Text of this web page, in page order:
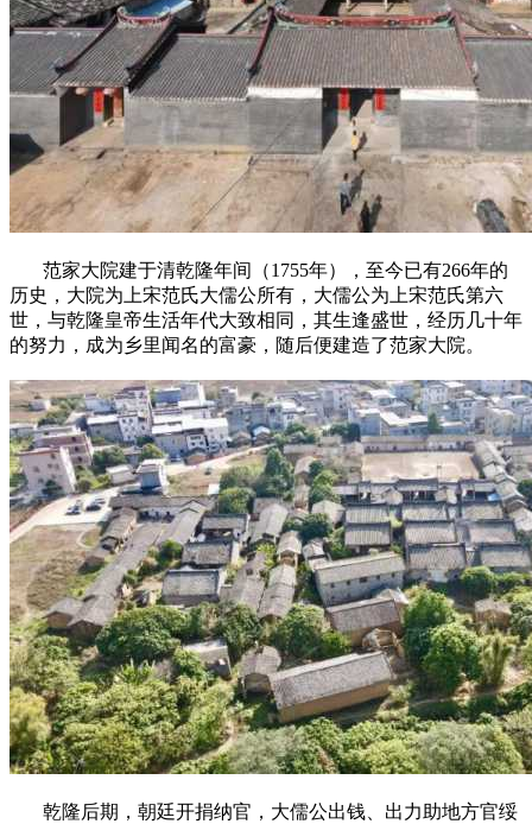
范家大院建于清乾隆年间（1755年），至今已有266年的
历史，大院为上宋范氏大儒公所有，大儒公为上宋范氏第六
世，与乾隆皇帝生活年代大致相同，其生逢盛世，经历几十年
的努力，成为乡里闻名的富豪，随后便建造了范家大院。
乾隆后期，朝廷开捐纳官，大儒公出钱、出力助地方官绥